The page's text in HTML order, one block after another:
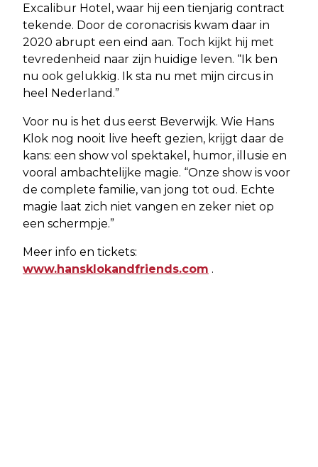
Excalibur Hotel, waar hij een tienjarig contract
tekende. Door de coronacrisis kwam daar in
2020 abrupt een eind aan. Toch kijkt hij met
tevredenheid naar zijn huidige leven. “Ik ben
nu ook gelukkig. Ik sta nu met mijn circus in
heel Nederland.”
Voor nu is het dus eerst Beverwijk. Wie Hans
Klok nog nooit live heeft gezien, krijgt daar de
kans: een show vol spektakel, humor, illusie en
vooral ambachtelijke magie. “Onze show is voor
de complete familie, van jong tot oud. Echte
magie laat zich niet vangen en zeker niet op
een schermpje.”
Meer info en tickets:
www.hansklokandfriends.com .